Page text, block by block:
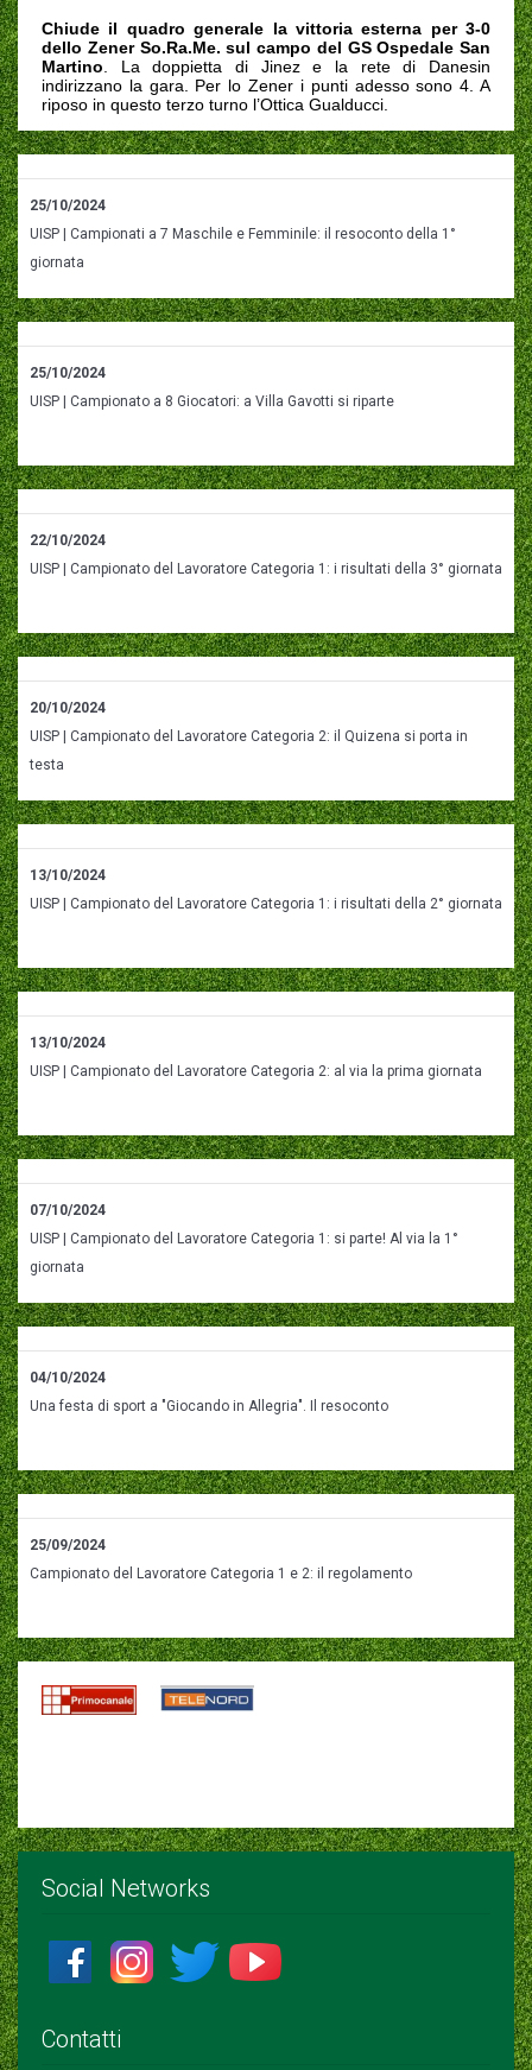
Chiude il quadro generale la vittoria esterna per 3-0
dello Zener So.Ra.Me. sul campo del GS Ospedale San
Martino . La doppietta di Jinez e la rete di Danesin
indirizzano la gara. Per lo Zener i punti adesso sono 4. A
riposo in questo terzo turno l’Ottica Gualducci.
25/10/2024
UISP | Campionati a 7 Maschile e Femminile: il resoconto della 1°
giornata
25/10/2024
UISP | Campionato a 8 Giocatori: a Villa Gavotti si riparte
22/10/2024
UISP | Campionato del Lavoratore Categoria 1: i risultati della 3° giornata
20/10/2024
UISP | Campionato del Lavoratore Categoria 2: il Quizena si porta in
testa
13/10/2024
UISP | Campionato del Lavoratore Categoria 1: i risultati della 2° giornata
13/10/2024
UISP | Campionato del Lavoratore Categoria 2: al via la prima giornata
07/10/2024
UISP | Campionato del Lavoratore Categoria 1: si parte! Al via la 1°
giornata
04/10/2024
Una festa di sport a "Giocando in Allegria". Il resoconto
25/09/2024
Campionato del Lavoratore Categoria 1 e 2: il regolamento
Social Networks
Contatti